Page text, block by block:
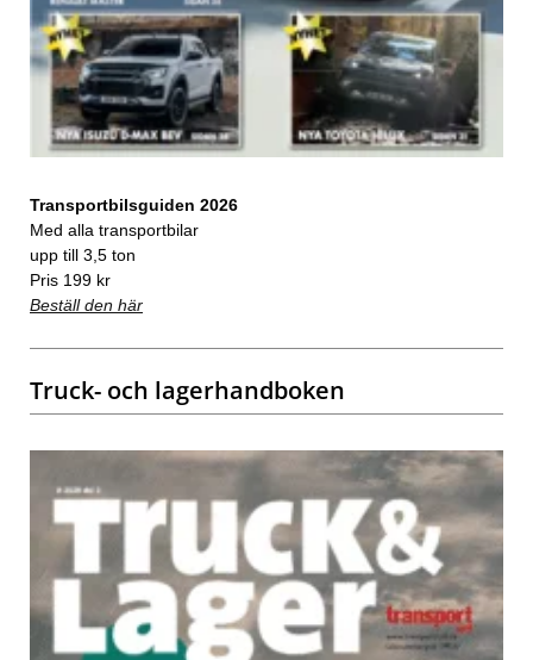
Transportbilsguiden 2026
Med alla transportbilar
upp till 3,5 ton
Pris 199 kr
Beställ den här
Truck- och lagerhandboken